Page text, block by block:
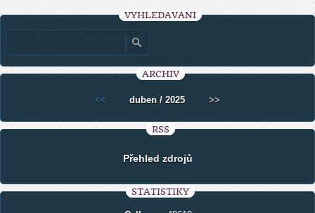
VYHLEDÁVÁNÍ
ARCHIV
<< duben / 2025 >>
RSS
Přehled zdrojů
STATISTIKY